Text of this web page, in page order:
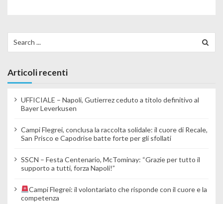
Articoli recenti
UFFICIALE – Napoli, Gutierrez ceduto a titolo definitivo al
Bayer Leverkusen
Campi Flegrei, conclusa la raccolta solidale: il cuore di Recale,
San Prisco e Capodrise batte forte per gli sfollati
SSCN – Festa Centenario, McTominay: “Grazie per tutto il
supporto a tutti, forza Napoli!”
Campi Flegrei: il volontariato che risponde con il cuore e la
competenza